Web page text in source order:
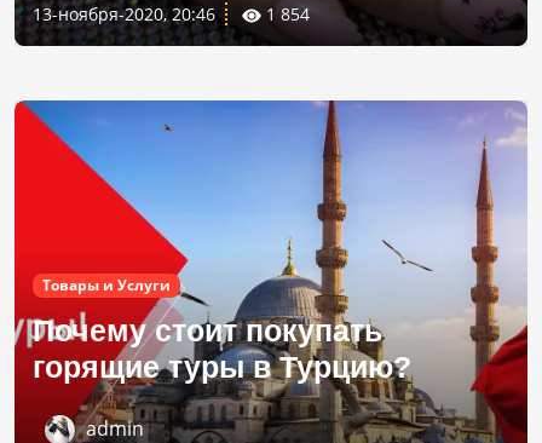
13-ноября-2020, 20:46 1 854
Товары и Услуги
Почему стоит покупать
горящие туры в Турцию?
admin